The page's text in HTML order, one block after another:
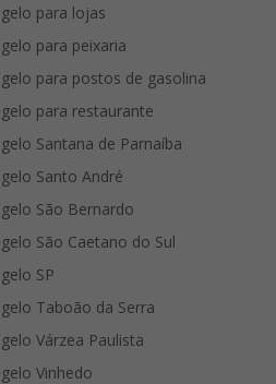
para lojas
para peixaria
para postos de gasolina
para restaurante
Santana de Parnaíba
Santo André
São Bernardo
São Caetano do Sul
SP
Taboão da Serra
Várzea Paulista
Vinhedo